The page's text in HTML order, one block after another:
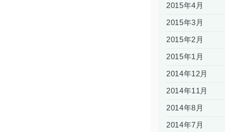
2015年4月
2015年3月
2015年2月
2015年1月
2014年12月
2014年11月
2014年8月
2014年7月